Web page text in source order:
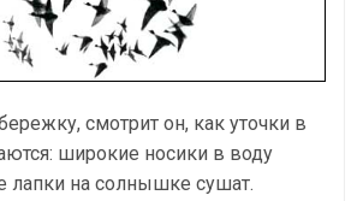
смотрит он, как уточки в
широкие носики в воду
лапки на солнышке сушат.